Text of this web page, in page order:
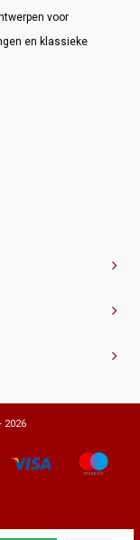
voor
en klassieke
2026